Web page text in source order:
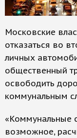
Московские
отказаться во
личных
общественный
освободить
коммунальным
«Коммунальные
возможное,